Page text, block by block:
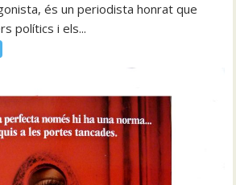
és un periodista honrat que
polítics i els...